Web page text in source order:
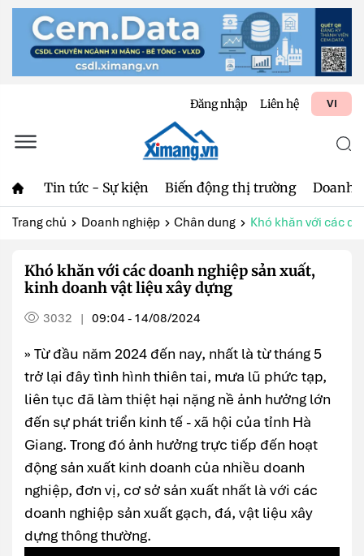
Đăng nhập Liên hệ VI
Tin tức - Sự kiện Biến động thị trường Doanh
Trang chủ Doanh nghiệp Chân dung Khó khăn với các
Khó khăn với các doanh nghiệp sản xuất,
kinh doanh vật liệu xây dựng
3032 | 09:04 - 14/08/2024
» Từ đầu năm 2024 đến nay, nhất là từ tháng 5
trở lại đây tình hình thiên tai, mưa lũ phức tạp,
liên tục đã làm thiệt hại nặng nề ảnh hưởng lớn
đến sự phát triển kinh tế - xã hội của tỉnh Hà
Giang. Trong đó ảnh hưởng trực tiếp đến hoạt
động sản xuất kinh doanh của nhiều doanh
nghiệp, đơn vị, cơ sở sản xuất nhất là với các
doanh nghiệp sản xuất gạch, đá, vật liệu xây
dựng thông thường.